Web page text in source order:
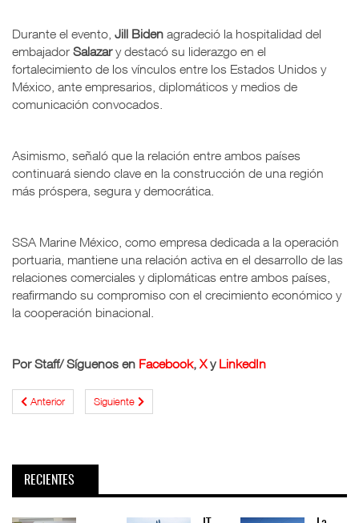
Durante el evento, Jill Biden agradeció la hospitalidad del
embajador Salazary destacó su liderazgo en el
fortalecimiento de los vínculos entre los Estados Unidos y
México, ante empresarios, diplomáticos y medios de
comunicación convocados.
Asimismo, señaló que la relación entre ambos países
continuará siendo clave en la construcción de una región
más próspera, segura y democrática.
SSA Marine México, como empresa dedicada a la operación
portuaria, mantiene una relación activa en el desarrollo de las
relaciones comerciales y diplomáticas entre ambos países,
reafirmando su compromiso con el crecimiento económico y
la cooperación binacional.
Por Staff/ Síguenos en Facebook, Xy LinkedIn
Anterior Siguiente
RECIENTES